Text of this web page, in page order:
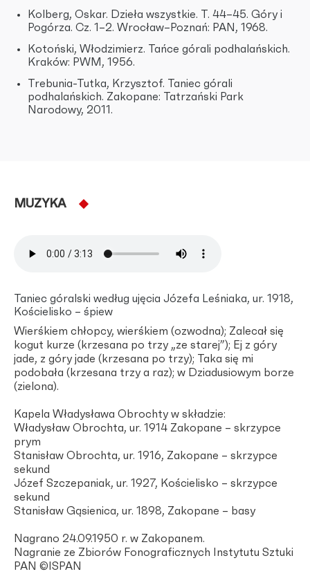
Kolberg, Oskar. Dzieła wszystkie. T. 44–45. Góry i
Pogórza. Cz. 1–2. Wrocław–Poznań: PAN, 1968.
Kotoński, Włodzimierz. Tańce górali podhalańskich.
Kraków: PWM, 1956.
Trebunia-Tutka, Krzysztof. Taniec górali
podhalańskich. Zakopane: Tatrzański Park
Narodowy, 2011.
MUZYKA
Taniec góralski według ujęcia Józefa Leśniaka, ur. 1918,
Kościelisko – śpiew
Wierśkiem chłopcy, wierśkiem (ozwodna); Zalecał się
kogut kurze (krzesana po trzy „ze starej”); Ej z góry
jade, z góry jade (krzesana po trzy); Taka się mi
podobała (krzesana trzy a raz); w Dziadusiowym borze
(zielona).
Kapela Władysława Obrochty w składzie:
Władysław Obrochta, ur. 1914 Zakopane – skrzypce
prym
Stanisław Obrochta, ur. 1916, Zakopane – skrzypce
sekund
Józef Szczepaniak, ur. 1927, Kościelisko – skrzypce
sekund
Stanisław Gąsienica, ur. 1898, Zakopane – basy
Nagrano 24.09.1950 r. w Zakopanem.
Nagranie ze Zbiorów Fonograficznych Instytutu Sztuki
PAN ©ISPAN